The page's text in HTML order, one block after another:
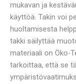
mukavan ja
käyttöä. Takin voi
huoltamisesta
takki säilyttää
materiaali on Öko-
tarkoittaa, että se